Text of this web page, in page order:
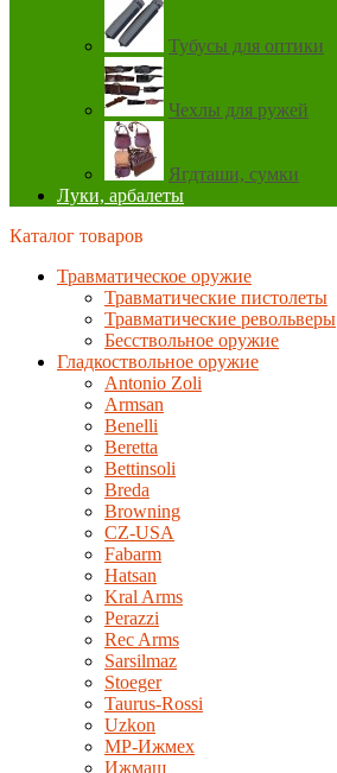
Тубусы для оптики
Чехлы для ружей
Ягдташи, сумки
Луки, арбалеты
Каталог товаров
Травматическое оружие
Травматические пистолеты
Травматические револьверы
Бесствольное оружие
Гладкоствольное оружие
Antonio Zoli
Armsan
Benelli
Beretta
Bettinsoli
Breda
Browning
CZ-USA
Fabarm
Hatsan
Kral Arms
Perazzi
Rec Arms
Sarsilmaz
Stoeger
Taurus-Rossi
Uzkon
MP-Ижмех
Ижмаш